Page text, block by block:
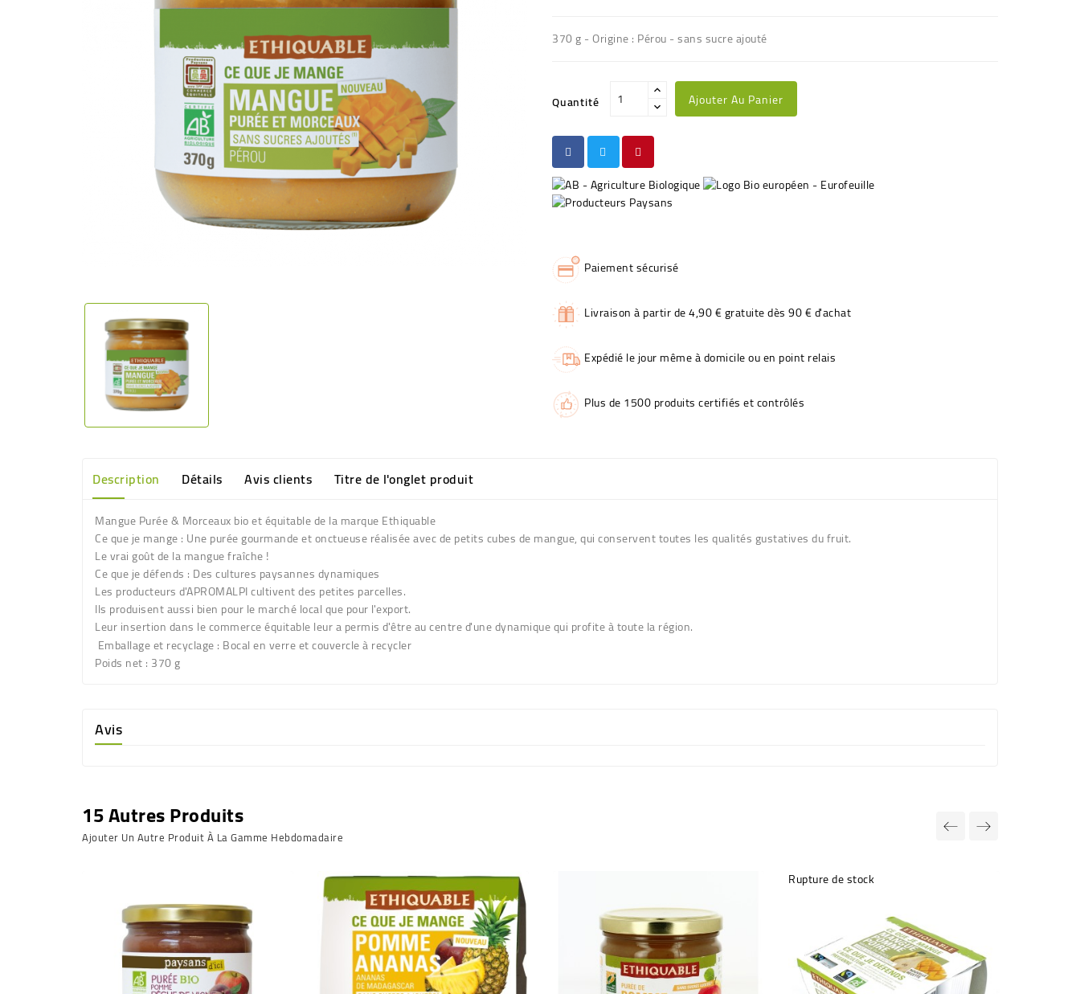
370 g - Origine : Pérou - sans sucre ajouté
Quantité Ajouter Au Panier
Paiement sécurisé
Livraison à partir de 4,90 € gratuite dès 90 € d'achat
Expédié le jour même à domicile ou en point relais
Plus de 1500 produits certifiés et contrôlés
Description Détails Avis clients Titre de l'onglet produit
Mangue Purée & Morceaux bio et équitable de la marque Ethiquable
Ce que je mange : Une purée gourmande et onctueuse réalisée avec de petits cubes de mangue, qui conservent toutes les qualités gustatives du fruit.
Le vrai goût de la mangue fraîche !
Ce que je défends : Des cultures paysannes dynamiques
Les producteurs d'APROMALPI cultivent des petites parcelles.
Ils produisent aussi bien pour le marché local que pour l'export.
Leur insertion dans le commerce équitable leur a permis d'être au centre d'une dynamique qui profite à toute la région.
Emballage et recyclage : Bocal en verre et couvercle à recycler
Poids net: 370 g
Avis
15 Autres Produits
Ajouter Un Autre Produit À La Gamme Hebdomadaire
Rupture de stock